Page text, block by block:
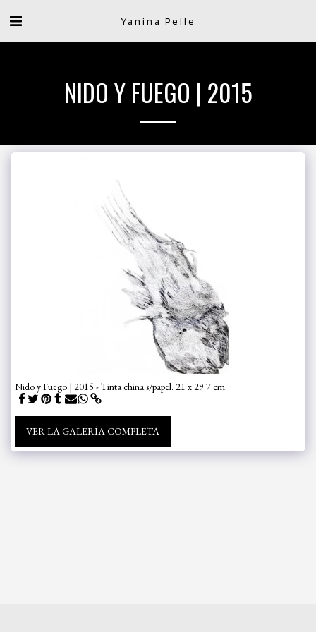
Yanina Pelle
NIDO Y FUEGO | 2015
Nido y Fuego | 2015 - Tinta china s/papel. 21 x 29.7 cm
VER LA GALERÍA COMPLETA